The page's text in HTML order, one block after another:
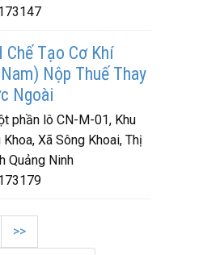
Chế Tạo Cơ Khí
Nộp Thuế Thay
Ngoài
phần lô CN-M-01, Khu
Xã Sông Khoai, Thị
Quảng Ninh
>>